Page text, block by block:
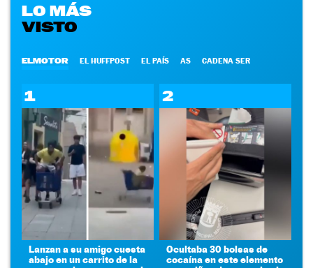
LO MÁS
VISTO
ELMOTOR EL HUFFPOST EL PAÍS AS CADENA SER
1
Lanzan a su amigo cuesta
abajo en un carrito de la
2
Ocultaba 30 bolsas de
cocaína en este elemento